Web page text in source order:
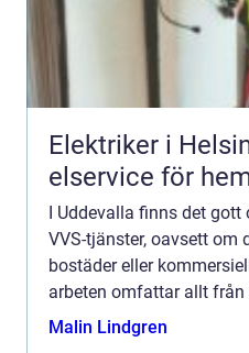
Elektriker i
elservice för
I Uddevalla finns det
VVS-tjänster, oavsett om
bostäder eller
arbeten omfattar allt
underhåll till akuta
Malin Lindgren